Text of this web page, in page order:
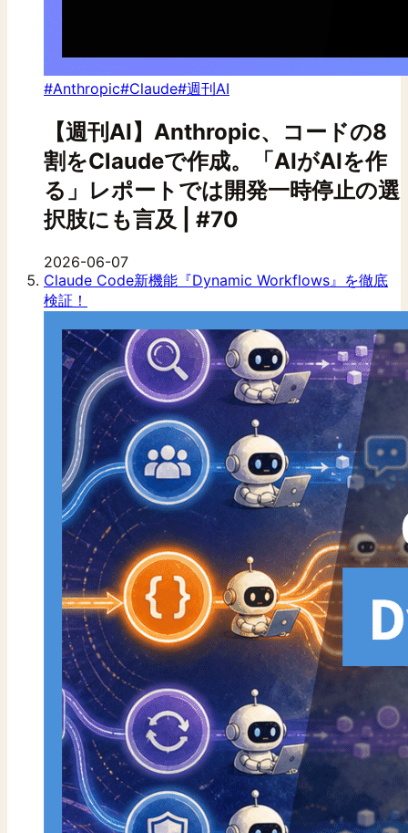
#Anthropic#Claude#週刊AI
【週刊AI】Anthropic、コードの8
割をClaudeで作成。「AIがAIを作
る」レポートでは開発一時停止の選
択肢にも言及 | #70
2026-06-07
Claude Code新機能『Dynamic Workflows』を徹底
検証！